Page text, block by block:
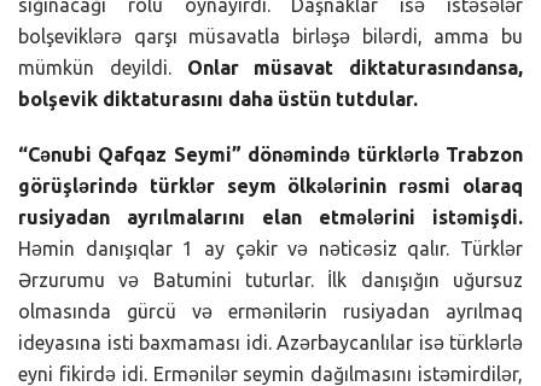
sığınacağı rolu oynayırdı. Daşnaklar isə istəsələr
bolşeviklərə qarşı müsavatla birləşə bilərdi, amma bu
mümkün deyildi. Onlar müsavat diktaturasındansa,
bolşevik diktaturasını daha üstün tutdular.
“Cənubi Qafqaz Seymi” dönəmində türklərlə Trabzon
görüşlərində türklər seym ölkələrinin rəsmi olaraq
rusiyadan ayrılmalarını elan etmələrini istəmişdi.
Həmin danışıqlar 1 ay çəkir və nəticəsiz qalır. Türklər
Ərzurumu və Batumini tuturlar. İlk danışığın uğursuz
olmasında gürcü və ermənilərin rusiyadan ayrılmaq
ideyasına isti baxmaması idi. Azərbaycanlılar isə türklərlə
eyni fikirdə idi. Ermənilər seymin dağılmasını istəmirdilər,